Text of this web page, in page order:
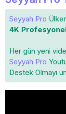
Seyyah Pro
4K
Her gün yeni
Seyyah Pro
Destek Olmayı